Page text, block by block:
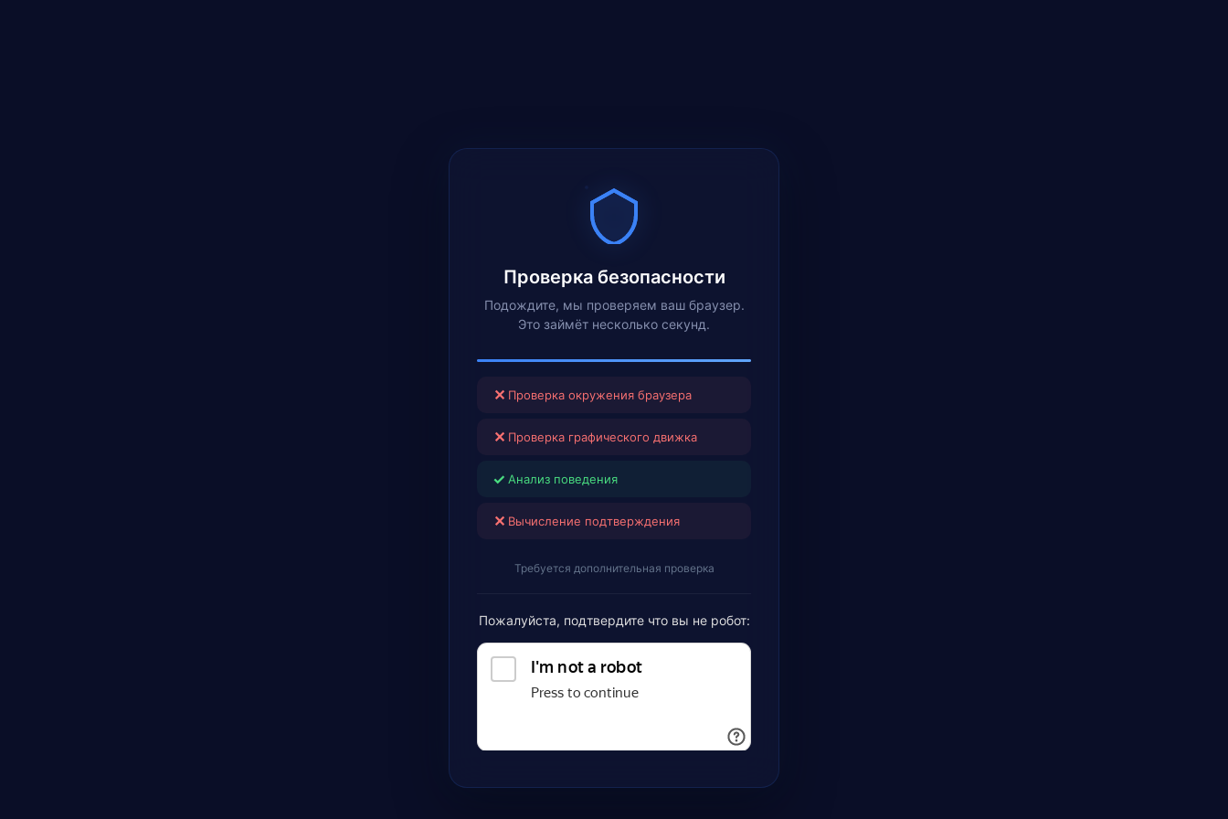
Проверка безопасности
Подождите, мы проверяем ваш браузер.
Это займёт несколько секунд.
✕ Проверка окружения браузера
✕ Проверка графического движка
✓ Анализ поведения
✕ Вычисление подтверждения
Требуется дополнительная проверка
Пожалуйста, подтвердите что вы не робот: